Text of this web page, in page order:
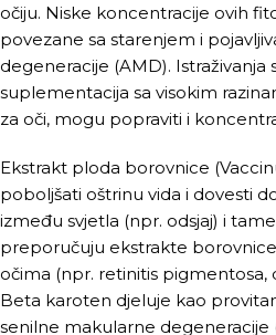
očiju. Niske koncentracije ovih
povezane sa starenjem i
degeneracije (AMD). Istraživanja
suplementacija sa visokim
za oči, mogu popraviti i
Ekstrakt ploda borovnice
poboljšati oštrinu vida i dovesti
između svjetla (npr. odsjaj) i
preporučuju ekstrakte
očima (npr. retinitis pigmentosa,
Beta karoten djeluje kao
senilne makularne degeneracije